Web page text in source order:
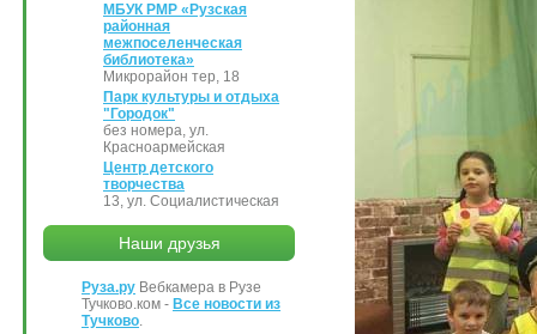
МБУК РМР «Рузская
районная
межпоселенческая
библиотека»
Микрорайон тер, 18
Парк культуры и отдыха
"Городок"
без номера, ул.
Красноармейская
Центр детского
творчества
13, ул. Социалистическая
Наши друзья
Руза.ру Вебкамера в Рузе
Тучково.ком - Все новости из
Тучково.